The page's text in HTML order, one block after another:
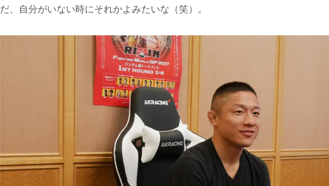
だ、自分がいない時にそれかよみたいな（笑）。